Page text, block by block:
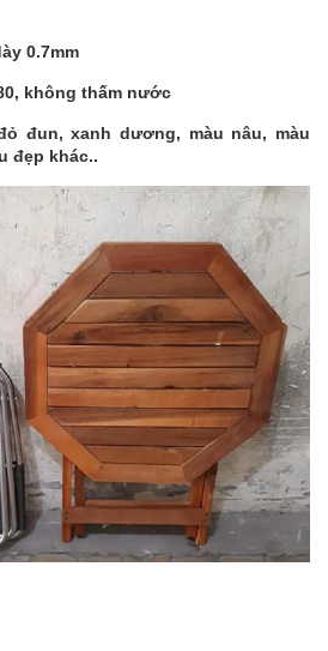
0.7mm
không thấm nước
đun, xanh dương, màu nâu, màu
đẹp khác..